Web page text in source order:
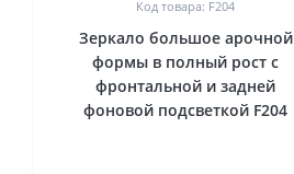
Код товара: F204
Зеркало большое арочной
формы в полный рост с
фронтальной и задней
фоновой подсветкой F204